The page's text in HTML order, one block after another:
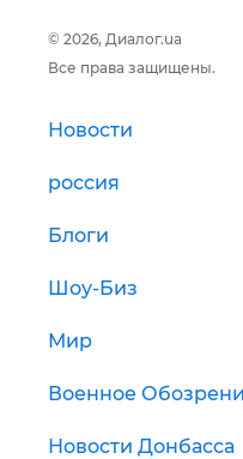
© 2026, Диалог.ua
Все права защищены.
Новости
россия
Блоги
Шоу-Биз
Мир
Военное
Новости Донбасса